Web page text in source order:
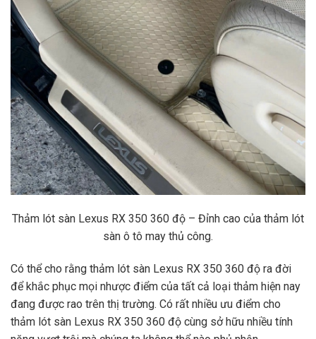
Thảm lót sàn Lexus RX 350 360 độ – Đỉnh cao của thảm lót
sàn ô tô may thủ công.
Có thể cho rằng thảm lót sàn Lexus RX 350 360 độ ra đời
để khắc phục mọi nhược điểm của tất cả loại thảm hiện nay
đang được rao trên thị trường. Có rất nhiều ưu điểm cho
thảm lót sàn Lexus RX 350 360 độ cùng sở hữu nhiều tính